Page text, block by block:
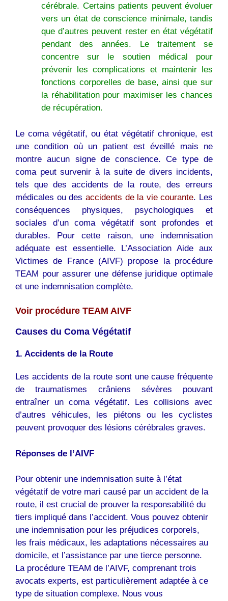
cérébrale. Certains patients peuvent évoluer
vers un état de conscience minimale, tandis
que d’autres peuvent rester en état végétatif
pendant des années. Le traitement se
concentre sur le soutien médical pour
prévenir les complications et maintenir les
fonctions corporelles de base, ainsi que sur
la réhabilitation pour maximiser les chances
de récupération.
Le coma végétatif, ou état végétatif chronique, est
une condition où un patient est éveillé mais ne
montre aucun signe de conscience. Ce type de
coma peut survenir à la suite de divers incidents,
tels que des accidents de la route, des erreurs
médicales ou des accidents de la vie courante. Les
conséquences physiques, psychologiques et
sociales d’un coma végétatif sont profondes et
durables. Pour cette raison, une indemnisation
adéquate est essentielle. L’Association Aide aux
Victimes de France (AIVF) propose la procédure
TEAM pour assurer une défense juridique optimale
et une indemnisation complète.
Voir procédure TEAM AIVF
Causes du Coma Végétatif
1. Accidents de la Route
Les accidents de la route sont une cause fréquente
de traumatismes crâniens sévères pouvant
entraîner un coma végétatif. Les collisions avec
d’autres véhicules, les piétons ou les cyclistes
peuvent provoquer des lésions cérébrales graves.
Réponses de l’AIVF
Pour obtenir une indemnisation suite à l’état
végétatif de votre mari causé par un accident de la
route, il est crucial de prouver la responsabilité du
tiers impliqué dans l’accident. Vous pouvez obtenir
une indemnisation pour les préjudices corporels,
les frais médicaux, les adaptations nécessaires au
domicile, et l’assistance par une tierce personne.
La procédure TEAM de l’AIVF, comprenant trois
avocats experts, est particulièrement adaptée à ce
type de situation complexe. Nous vous